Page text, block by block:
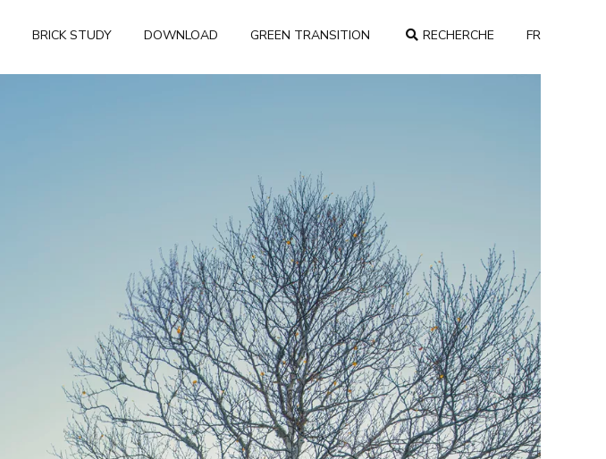
BRICK STUDY DOWNLOAD GREEN TRANSITION RECHERCHE FR